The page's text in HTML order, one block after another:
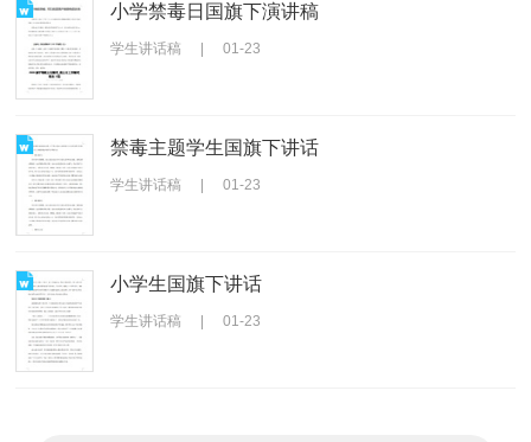
小学禁毒日国旗下演讲稿
学生讲话稿 01-23
禁毒主题学生国旗下讲话
学生讲话稿 01-23
小学生国旗下讲话
学生讲话稿 01-23